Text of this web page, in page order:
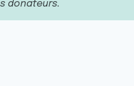
donateurs.